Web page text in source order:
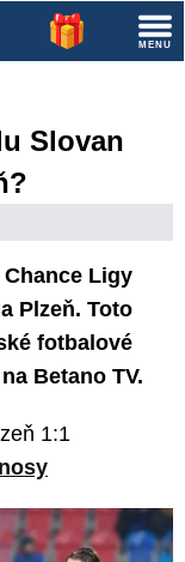
Slovan
Ligy
Plzeň. Toto
fotbalové
Betano TV.
1:1